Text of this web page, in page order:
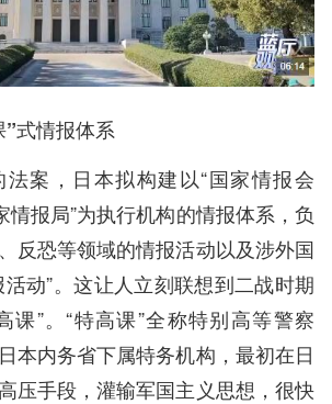
”式情报体系
案，日本拟构建以“国家情报会
情报局”为执行机构的情报体系，负
反恐等领域的情报活动以及涉外国
动”。这让人立刻联想到二战时期
课”。“特高课”全称特别高等警察
本内务省下属特务机构，最初在日
压手段，灌输军国主义思想，很快